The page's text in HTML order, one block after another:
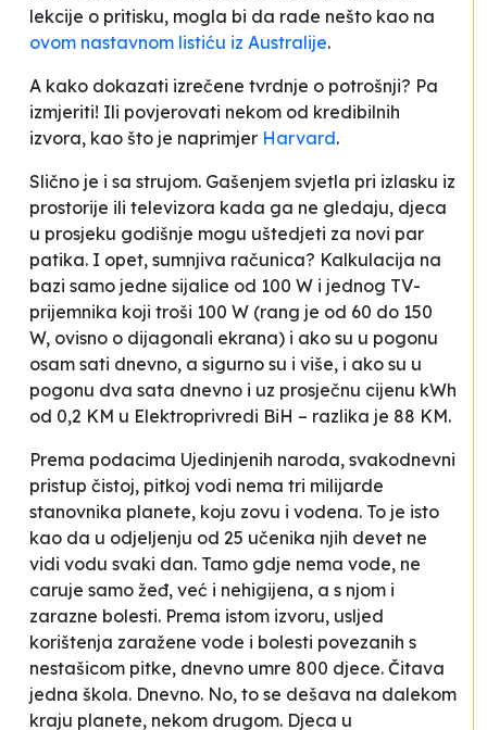
lekcije o pritisku, mogla bi da rade nešto kao na
ovom nastavnom listiću iz Australije.
A kako dokazati izrečene tvrdnje o potrošnji? Pa
izmjeriti! Ili povjerovati nekom od kredibilnih
izvora, kao što je naprimjer Harvard.
Slično je i sa strujom. Gašenjem svjetla pri izlasku iz
prostorije ili televizora kada ga ne gledaju, djeca
u prosjeku godišnje mogu uštedjeti za novi par
patika. I opet, sumnjiva računica? Kalkulacija na
bazi samo jedne sijalice od 100 W i jednog TV-
prijemnika koji troši 100 W (rang je od 60 do 150
W, ovisno o dijagonali ekrana) i ako su u pogonu
osam sati dnevno, a sigurno su i više, i ako su u
pogonu dva sata dnevno i uz prosječnu cijenu kWh
od 0,2 KM u Elektroprivredi BiH – razlika je 88 KM.
Prema podacima Ujedinjenih naroda, svakodnevni
pristup čistoj, pitkoj vodi nema tri milijarde
stanovnika planete, koju zovu i vodena. To je isto
kao da u odjeljenju od 25 učenika njih devet ne
vidi vodu svaki dan. Tamo gdje nema vode, ne
caruje samo žeđ, već i nehigijena, a s njom i
zarazne bolesti. Prema istom izvoru, usljed
korištenja zaražene vode i bolesti povezanih s
nestašicom pitke, dnevno umre 800 djece. Čitava
jedna škola. Dnevno. No, to se dešava na dalekom
kraju planete, nekom drugom. Djeca u